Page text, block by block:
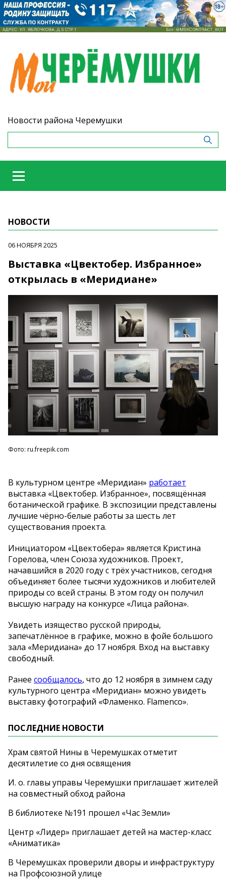
Новости района Черемушки
НОВОСТИ
06 НОЯБРЯ 2025
Выставка «Цвектобер. Избранное»
открылась в «Меридиане»
Фото: ru.freepik.com
В культурном центре «Меридиан» работает
выставка «Цвектобер. Избранное», посвящённая
ботанической графике. В экспозиции представлены
лучшие чёрно-белые работы за шесть лет
существования проекта.
Инициатором «Цвектобера» является Кристина
Горелова, член Союза художников. Проект,
начавшийся в 2020 году с трёх участников, сегодня
объединяет более тысячи художников и любителей
природы со всей страны. В этом году он получил
высшую награду на конкурсе «Лица района».
Увидеть изящество русской природы,
запечатлённое в графике, можно в фойе большого
зала «Меридиана» до 17 ноября. Вход на выставку
свободный.
Ранее сообщалось, что до 12 ноября в зимнем саду
культурного центра «Меридиан» можно увидеть
выставку фотографий «Фламенко. Flamenco».
ПОСЛЕДНИЕ НОВОСТИ
Храм святой Нины в Черемушках отметит
десятилетие со дня освящения
И. о. главы управы Черемушки приглашает жителей
на совместный обход района
В библиотеке №191 прошел «Час Земли»
Центр «Лидер» приглашает детей на мастер-класс
«Аниматика»
В Черемушках проверили дворы и инфраструктуру
на Профсоюзной улице